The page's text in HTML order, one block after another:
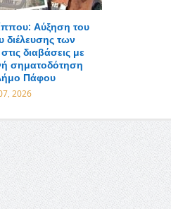
Αύξηση του
διέλευσης των
διαβάσεις με
σηματοδότηση
Πάφου
2026